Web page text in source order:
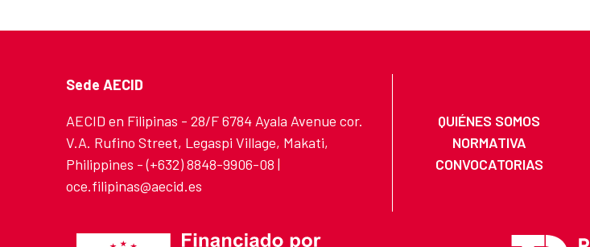
Sede AECID
AECID en Filipinas - 28/F 6784 Ayala Avenue cor.
V.A. Rufino Street, Legaspi Village, Makati,
Philippines - (+632) 8848-9906-08 |
oce.filipinas@aecid.es
QUIÉNES SOMOS
NORMATIVA
CONVOCATORIAS